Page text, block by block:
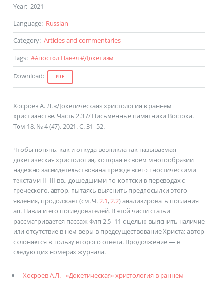
Year: 2021
Language: Russian
Category: Articles and commentaries
Tags: #Апостол Павел#Докетизм
Download: PDF
Хосроев А. Л. «Докетическая» христология в раннем
христианстве. Часть 2.3 // Письменные памятники Востока.
Том 18, № 4 (47), 2021. С. 31–52.
Чтобы понять, как и откуда возникла так называемая
докетическая христология, которая в своем многообразии
надежно засвидетельствована прежде всего гностическими
текстами II–III вв., дошедшими по-коптски в переводах с
греческого, автор, пытаясь выяснить предпосылки этого
явления, продолжает (см. Ч.2.1, 2.2) анализировать послания
ап. Павла и его последователей. В этой части статьи
рассматривается пассаж Флп 2.5–11 с целью выяснить наличие
или отсутствие в нем веры в предсуществование Христа; автор
склоняется в пользу второго ответа. Продолжение — в
следующих номерах журнала.
Хосроев А.Л. - «Докетическая» христология в раннем